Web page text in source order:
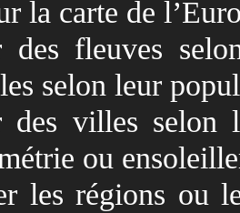
la carte de
des fleuves
selon leur
des villes selon
ou
les régions ou